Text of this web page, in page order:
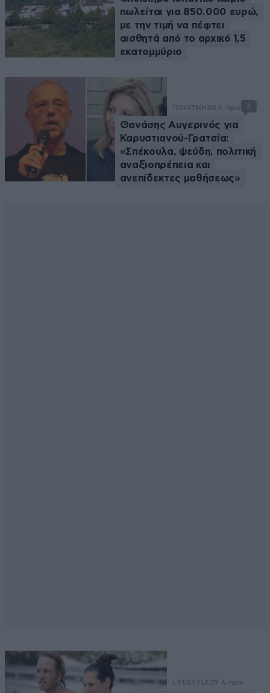
πωλείται για 850.000 ευρώ,
με την τιμή να πέφτει
αισθητά από το αρχικό 1,5
εκατομμύριο
ΠΟΛΙΤΙΚΗ28 λ. πριν 3
Θανάσης Αυγερινός για
Καρυστιανού-Γρατσία:
«Σπέκουλα, ψεύδη, πολιτική
αναξιοπρέπεια και
ανεπίδεκτες μαθήσεως»
LIFESTYLE29 λ. πριν